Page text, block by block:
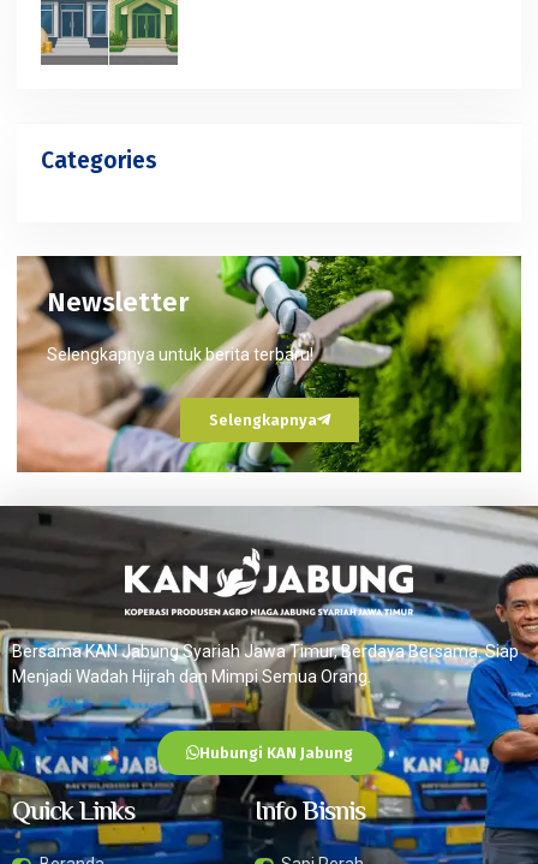
Categories
Newsletter
Selengkapnya untuk berita terbaru!
Selengkapnya
Bersama KAN Jabung Syariah Jawa Timur, Berdaya Bersama. Siap
Menjadi Wadah Hijrah dan Mimpi Semua Orang.
Hubungi KAN Jabung
Quick Links Info Bisnis